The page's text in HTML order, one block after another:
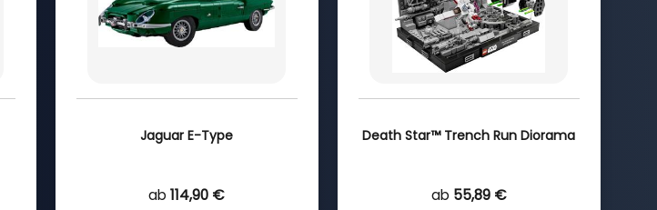
Jaguar E-Type
ab 114,90 €
Death Star™ Trench Run Diorama
ab 55,89 €